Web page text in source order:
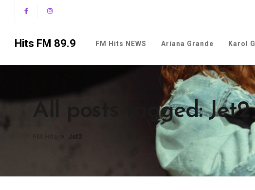
Hits FM 89.9 FM Hits NEWS Ariana Grande Karol G
All posts tagged: Jet2
Jet2